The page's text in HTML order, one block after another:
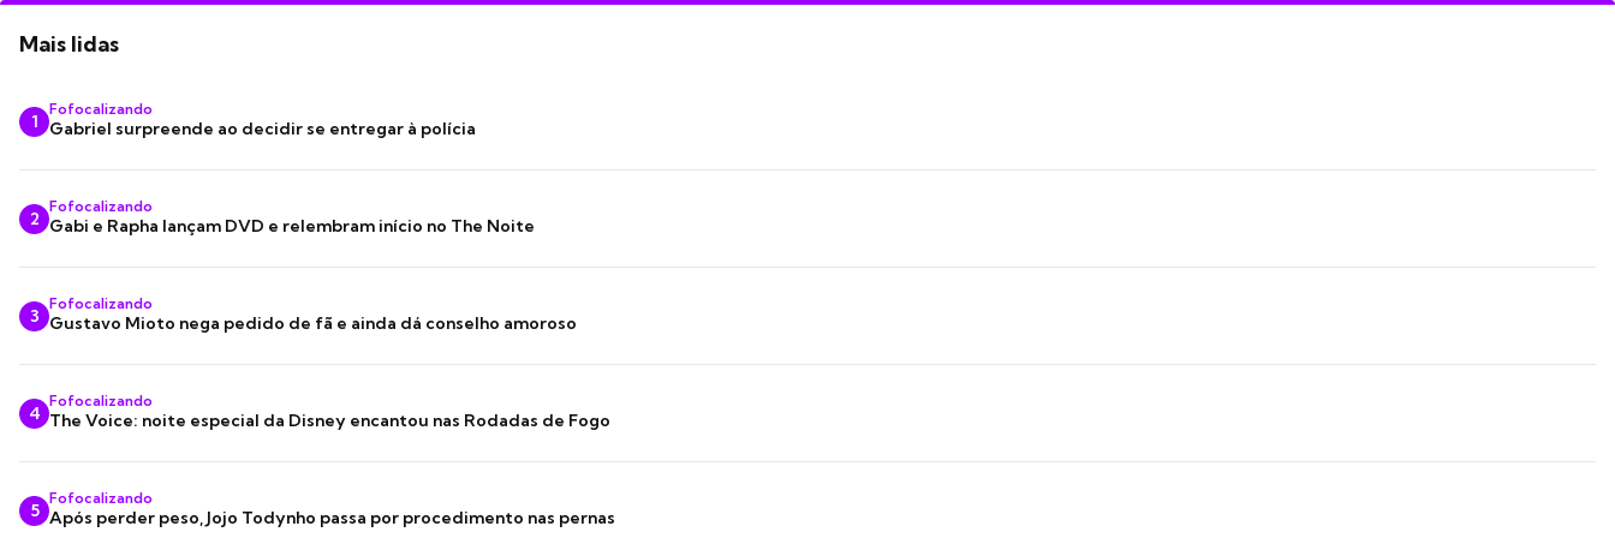
Mais lidas
1
Fofocalizando
Gabriel surpreende ao decidir se entregar à polícia
2
Fofocalizando
Gabi e Rapha lançam DVD e relembram início no The Noite
3
Fofocalizando
Gustavo Mioto nega pedido de fã e ainda dá conselho amoroso
4
Fofocalizando
The Voice: noite especial da Disney encantou nas Rodadas de Fogo
5
Fofocalizando
Após perder peso, Jojo Todynho passa por procedimento nas pernas